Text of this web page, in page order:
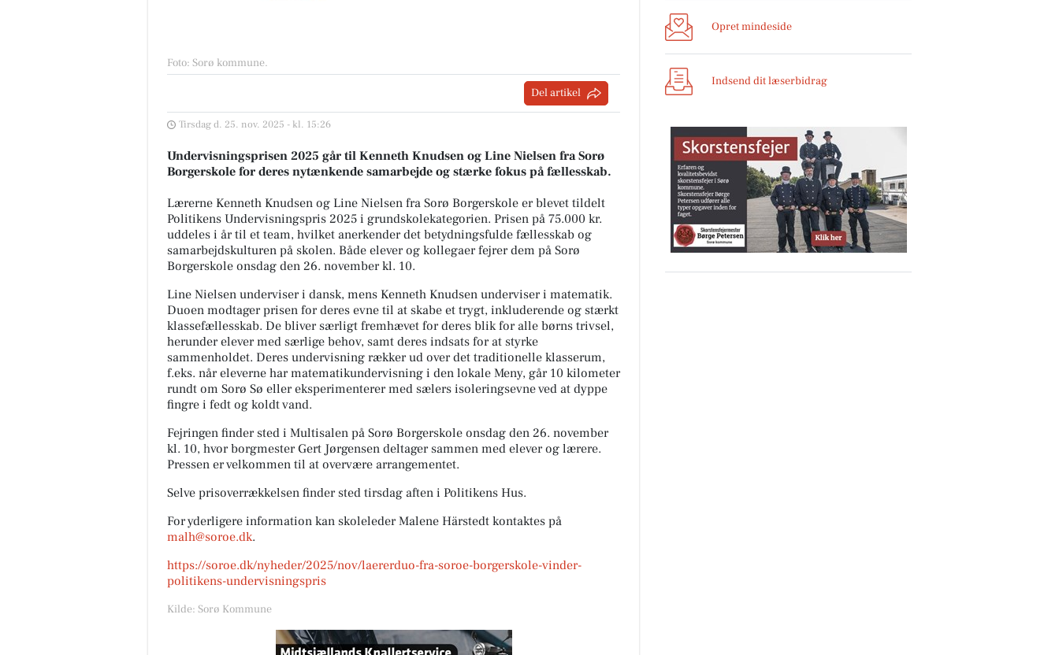
Foto: Sorø kommune.
Del artikel
Tirsdag d. 25. nov. 2025 - kl. 15:26
Undervisningsprisen 2025 går til Kenneth Knudsen og Line Nielsen fra Sorø
Borgerskole for deres nytænkende samarbejde og stærke fokus på fællesskab.
Lærerne Kenneth Knudsen og Line Nielsen fra Sorø Borgerskole er blevet tildelt
Politikens Undervisningspris 2025 i grundskolekategorien. Prisen på 75.000 kr.
uddeles i år til et team, hvilket anerkender det betydningsfulde fællesskab og
samarbejdskulturen på skolen. Både elever og kollegaer fejrer dem på Sorø
Borgerskole onsdag den 26. november kl. 10.
Line Nielsen underviser i dansk, mens Kenneth Knudsen underviser i matematik.
Duoen modtager prisen for deres evne til at skabe et trygt, inkluderende og stærkt
klassefællesskab. De bliver særligt fremhævet for deres blik for alle børns trivsel,
herunder elever med særlige behov, samt deres indsats for at styrke
sammenholdet. Deres undervisning rækker ud over det traditionelle klasserum,
f.eks. når eleverne har matematikundervisning i den lokale Meny, går 10 kilometer
rundt om Sorø Sø eller eksperimenterer med sælers isoleringsevne ved at dyppe
fingre i fedt og koldt vand.
Fejringen finder sted i Multisalen på Sorø Borgerskole onsdag den 26. november
kl. 10, hvor borgmester Gert Jørgensen deltager sammen med elever og lærere.
Pressen er velkommen til at overvære arrangementet.
Selve prisoverrækkelsen finder sted tirsdag aften i Politikens Hus.
For yderligere information kan skoleleder Malene Härstedt kontaktes på
malh@soroe.dk.
https://soroe.dk/nyheder/2025/nov/laererduo-fra-soroe-borgerskole-vinder-
politikens-undervisningspris
Kilde: Sorø Kommune
Opret mindeside
Indsend dit læserbidrag